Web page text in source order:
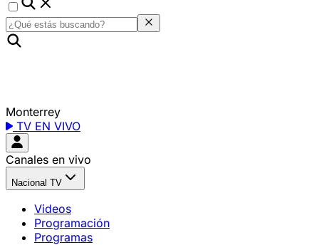
Monterrey
TV EN VIVO
Canales en vivo
Nacional TV
Videos
Programación
Programas